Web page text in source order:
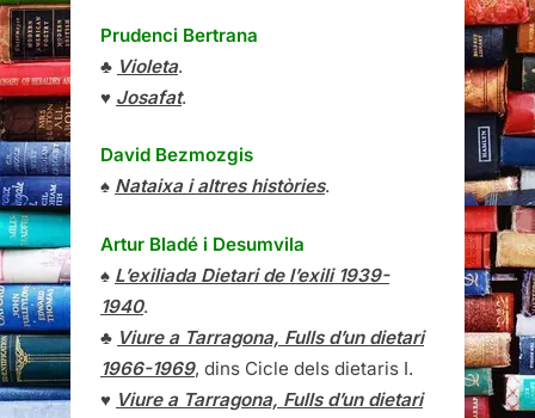
Prudenci Bertrana
♣ Violeta.
♥ Josafat.
David Bezmozgis
♠ Nataixa i altres històries.
Artur Bladé i Desumvila
♠ L’exiliada Dietari de l’exili 1939-
1940.
♣ Viure a Tarragona, Fulls d’un dietari
1966-1969, dins Cicle dels dietaris I.
♥ Viure a Tarragona, Fulls d’un dietari